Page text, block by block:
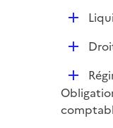
e
D
i
e
r
D
l
i
D
é
p